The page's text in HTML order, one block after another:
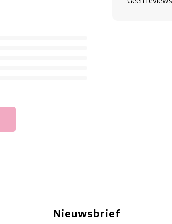
Nieuwsbrief